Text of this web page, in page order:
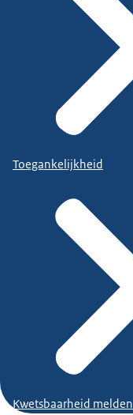
Toegankelijkheid
Kwetsbaarheid melden